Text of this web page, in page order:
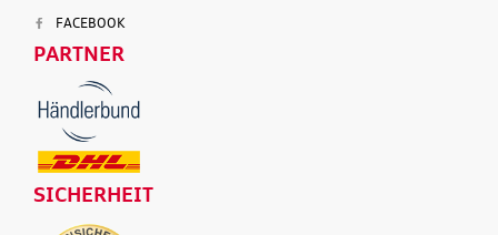
FACEBOOK
PARTNER
SICHERHEIT